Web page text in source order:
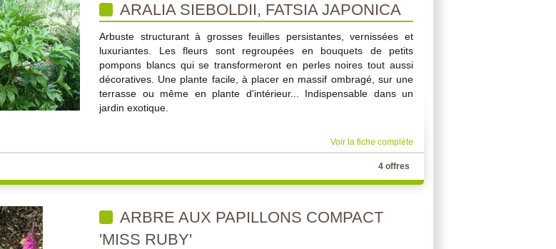
ARALIA SIEBOLDII, FATSIA JAPONICA
Arbuste structurant à grosses feuilles persistantes, vernissées et
luxuriantes. Les fleurs sont regroupées en bouquets de petits
pompons blancs qui se transformeront en perles noires tout aussi
décoratives. Une plante facile, à placer en massif ombragé, sur une
terrasse ou même en plante d'intérieur... Indispensable dans un
jardin exotique.
Voir la fiche complète
4 offres
ARBRE AUX PAPILLONS COMPACT
'MISS RUBY'